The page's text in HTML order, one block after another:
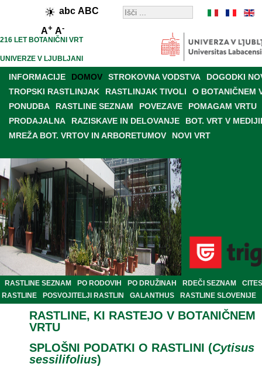
abc ABC
A+ A-
216 LET BOTANIČNI VRT
UNIVERZE V LJUBLJANI
INFORMACIJE DOMOV STROKOVNA VODSTVA
DOGODKI
TROPSKI RASTLINJAK
RASTLINJAK TIVOLI
O BOTANIČNEM
PONUDBA
RASTLINE SEZNAM POVEZAVE
POMAGAM VRTU
PRODAJALNA
RAZISKAVE IN DELOVANJE
BOT. VRT V
MREŽA BOT. VRTOV IN ARBORETUMOV
NOVI VRT
RASTLINE SEZNAM PO RODOVIH PO DRUŽINAH RDEČI SEZNAM
CITES
RASTLINE
POSVOJITELJI RASTLIN GALANTHUS RASTLINE SLOVENIJE
RASTLINE, KI RASTEJO V BOTANIČNEM
VRTU
SPLOŠNI PODATKI O RASTLINI (Cytisus
sessilifolius)